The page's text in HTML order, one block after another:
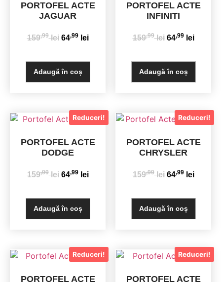
PORTOFEL ACTE
JAGUAR
159,99 lei 64,99 lei
Adaugă în coș
PORTOFEL ACTE
INFINITI
159,99 lei 64,99 lei
Adaugă în coș
Reduceri!
PORTOFEL ACTE
DODGE
159,99 lei 64,99 lei
Adaugă în coș
Reduceri!
PORTOFEL ACTE
CHRYSLER
159,99 lei 64,99 lei
Adaugă în coș
Reduceri!
PORTOFEL ACTE
Reduceri!
PORTOFEL ACTE